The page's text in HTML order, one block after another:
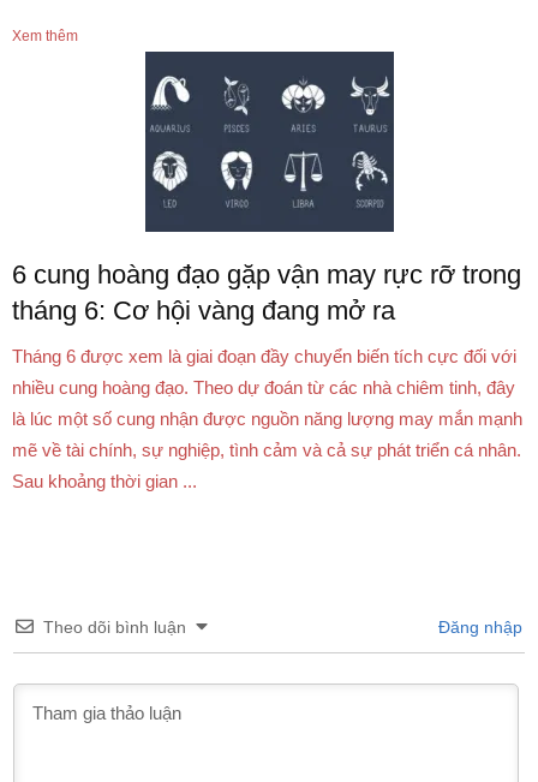
Xem thêm
6 cung hoàng đạo gặp vận may rực rỡ trong
tháng 6: Cơ hội vàng đang mở ra
Tháng 6 được xem là giai đoạn đầy chuyển biến tích cực đối với
nhiều cung hoàng đạo. Theo dự đoán từ các nhà chiêm tinh, đây
là lúc một số cung nhận được nguồn năng lượng may mắn mạnh
mẽ về tài chính, sự nghiệp, tình cảm và cả sự phát triển cá nhân.
Sau khoảng thời gian ...
Theo dõi bình luận Đăng nhập